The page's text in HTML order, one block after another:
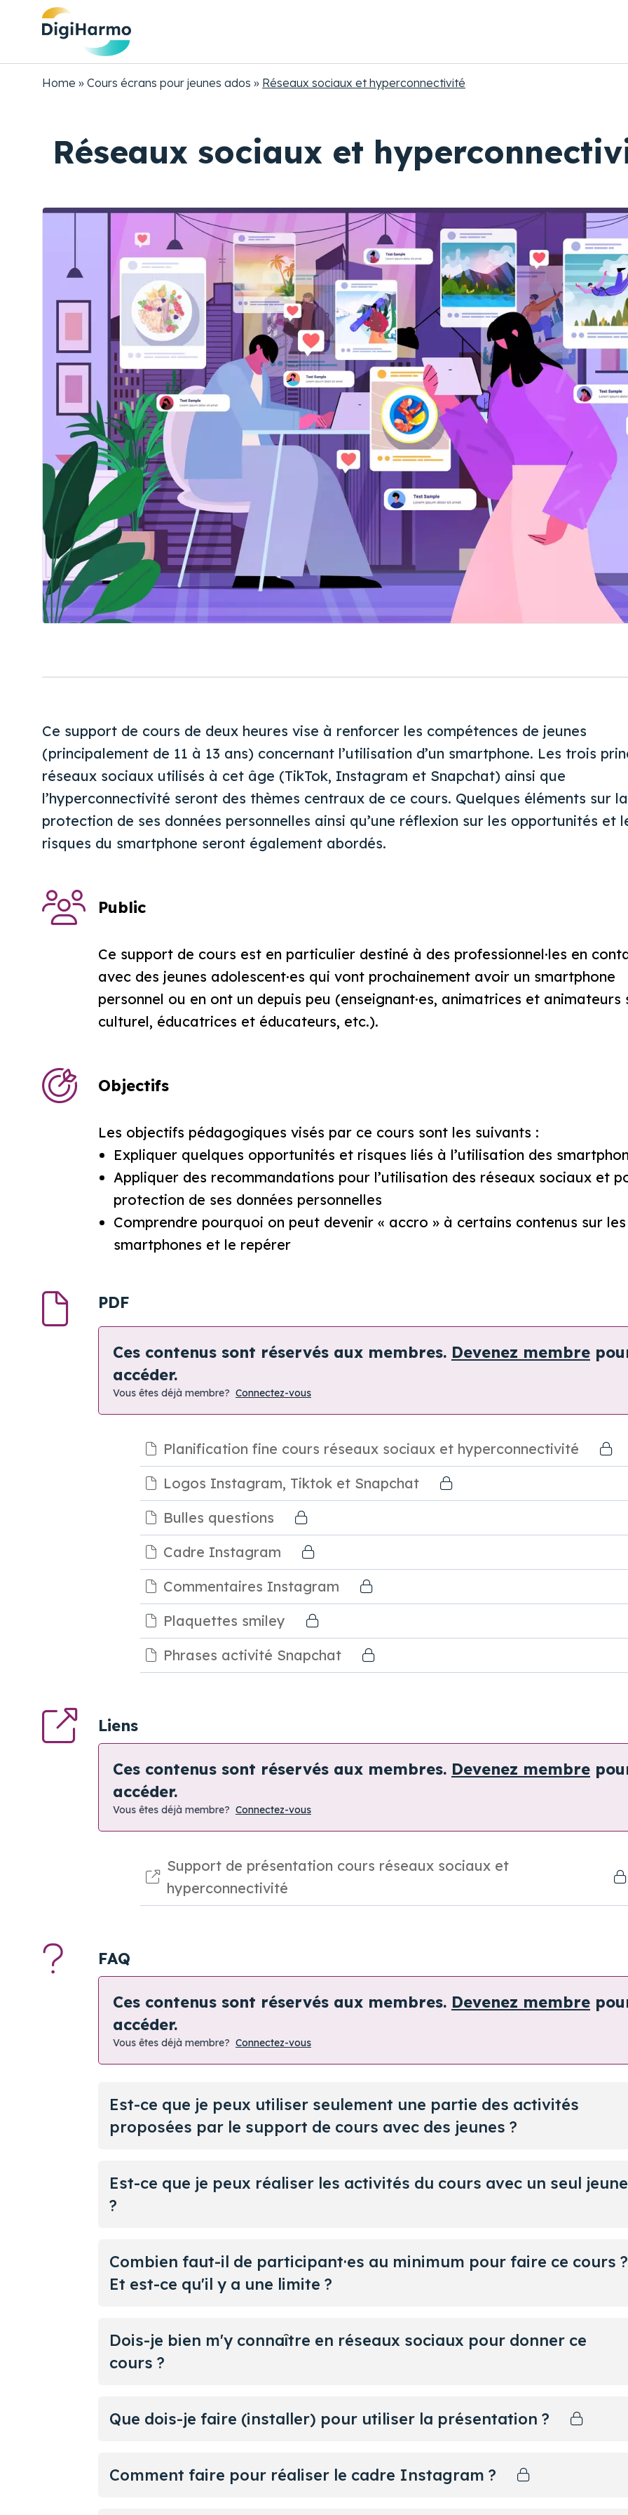
Fil
Home Cours écrans pour jeunes ados Réseaux sociaux et hyperconnectivité
Réseaux sociaux et
Ce support de cours de deux heures vise à renforcer les compétences de jeunes
(principalement de 11 à 13 ans) concernant l’utilisation d’un smartphone. Les trois
réseaux sociaux utilisés à cet âge (TikTok, Instagram et Snapchat) ainsi que
l’hyperconnectivité seront des thèmes centraux de ce cours. Quelques éléments sur la
protection de ses données personnelles ainsi qu’une réflexion sur les opportunités et
risques du smartphone seront également abordés.
Public
Ce support de cours est en particulier destiné à des professionnel·les en
avec des jeunes adolescent·es qui vont prochainement avoir un smartphone
personnel ou en ont un depuis peu (enseignant·es, animatrices et animateurs
culturel, éducatrices et éducateurs, etc.).
Objectifs
Les objectifs pédagogiques visés par ce cours sont les suivants :
Expliquer quelques opportunités et risques liés à l’utilisation des
Appliquer des recommandations pour l’utilisation des réseaux sociaux et
protection de ses données personnelles
Comprendre pourquoi on peut devenir « accro » à certains contenus sur les
smartphones et le repérer
PDF
Ces contenus sont réservés aux membres. Devenez membre
accéder.
Vous êtes déjà membre? Connectez-vous
Planification fine cours réseaux sociaux et hyperconnectivité
Logos Instagram, Tiktok et Snapchat
Bulles questions
Cadre Instagram
Commentaires Instagram
Plaquettes smiley
Phrases activité Snapchat
Liens
Ces contenus sont réservés aux membres. Devenez membre
accéder.
Vous êtes déjà membre? Connectez-vous
Support de présentation cours réseaux sociaux et
hyperconnectivité
FAQ
Ces contenus sont réservés aux membres. Devenez membre
accéder.
Vous êtes déjà membre? Connectez-vous
Est-ce que je peux utiliser seulement une partie des activités
proposées par le support de cours avec des jeunes ?
Est-ce que je peux réaliser les activités du cours avec un seul jeune
?
Combien faut-il de participant·es au minimum pour faire ce cours ?
Et est-ce qu'il y a une limite ?
Dois-je bien m'y connaître en réseaux sociaux pour donner ce
cours ?
Que dois-je faire (installer) pour utiliser la présentation ?
Comment faire pour réaliser le cadre Instagram ?